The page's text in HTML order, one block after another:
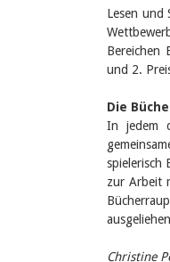
Lesen und
Bereichen
und 2.
Die
In jedem
spielerisch
zur Arbeit
Christine